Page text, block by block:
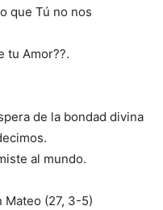
que Tú no nos
tu Amor??.
de la bondad divina
al mundo.
Mateo (27, 3-5)